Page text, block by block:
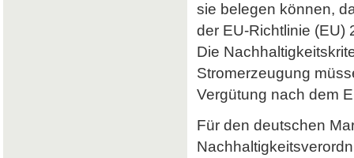
sie belegen können,
der EU-Richtlinie (EU)
Die
Stromerzeugung
Vergütung nach dem
Für den deutschen